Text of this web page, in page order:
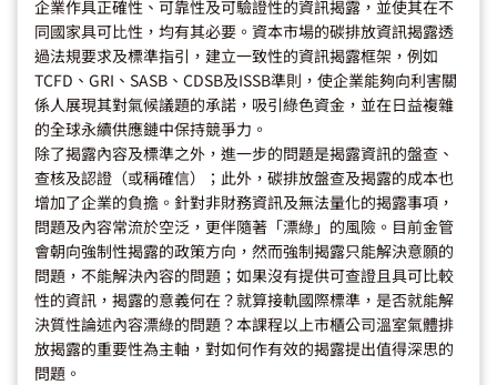
企業作具正確性、可靠性及可驗證性的資訊揭露，並使其在不
同國家具可比性，均有其必要。資本市場的碳排放資訊揭露透
過法規要求及標準指引，建立一致性的資訊揭露框架，例如
TCFD、GRI、SASB、CDSB及ISSB準則，使企業能夠向利害關
係人展現其對氣候議題的承諾，吸引綠色資金，並在日益複雜
的全球永續供應鏈中保持競爭力。
除了揭露內容及標準之外，進一步的問題是揭露資訊的盤查、
查核及認證（或稱確信）；此外，碳排放盤查及揭露的成本也
增加了企業的負擔。針對非財務資訊及無法量化的揭露事項，
問題及內容常流於空泛，更伴隨著「漂綠」的風險。目前金管
會朝向強制性揭露的政策方向，然而強制揭露只能解決意願的
問題，不能解決內容的問題；如果沒有提供可查證且具可比較
性的資訊，揭露的意義何在？就算接軌國際標準，是否就能解
決質性論述內容漂綠的問題？本課程以上市櫃公司溫室氣體排
放揭露的重要性為主軸，對如何作有效的揭露提出值得深思的
問題。